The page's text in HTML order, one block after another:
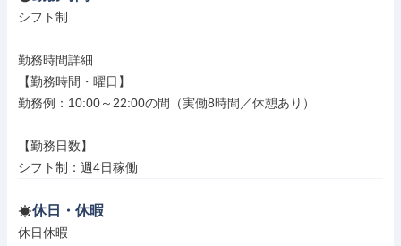
シフト制
勤務時間詳細
【勤務時間・曜日】
勤務例：10:00～22:00の間（実働8時間／休憩あり）
【勤務日数】
シフト制：週4日稼働
休日・休暇
休日休暇